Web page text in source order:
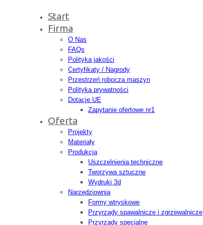
Start
Firma
O Nas
FAQs
Polityka jakości
Certyfikaty / Nagrody
Przestrzeń robocza maszyn
Polityka prywatności
Dotacje UE
Zapytanie ofertowe nr1
Oferta
Projekty
Materiały
Produkcja
Uszczelnienia techniczne
Tworzywa sztuczne
Wydruki 3d
Narzędziownia
Formy wtryskowe
Przyrządy spawalnicze i zgrzewalnicze
Przyrządy specjalne